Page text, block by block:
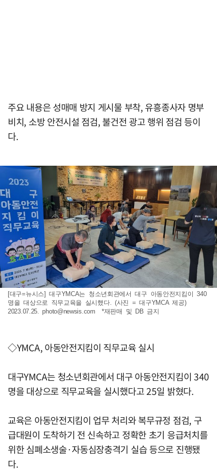
주요 내용은 성매매 방지 게시물 부착, 유흥종사자 명부
비치, 소방 안전시설 점검, 불건전 광고 행위 점검 등이
다.
[대구=뉴시스] 대구YMCA는 청소년회관에서 대구 아동안전지킴이 340
명을 대상으로 직무교육을 실시했다. (사진 = 대구YMCA 제공)
2023.07.25.photo@newsis.com *재판매 및 DB 금지
◇YMCA, 아동안전지킴이 직무교육 실시
대구YMCA는 청소년회관에서 대구 아동안전지킴이 340
명을 대상으로 직무교육을 실시했다고 25일 밝혔다.
교육은 아동안전지킴이 업무 처리와 복무규정 점검, 구
급대원이 도착하기 전 신속하고 정확한 초기 응급처치를
위한 심폐소생술·자동심장충격기 실습 등으로 진행됐
다.